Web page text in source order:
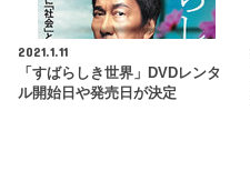
2021.1.11
「すばらしき世界」DVDレンタ
ル開始日や発売日が決定